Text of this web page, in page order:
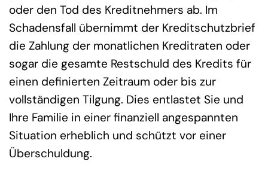
oder den Tod des Kreditnehmers ab. Im
Schadensfall übernimmt der Kreditschutzbrief
die Zahlung der monatlichen Kreditraten oder
sogar die gesamte Restschuld des Kredits für
einen definierten Zeitraum oder bis zur
vollständigen Tilgung. Dies entlastet Sie und
Ihre Familie in einer finanziell angespannten
Situation erheblich und schützt vor einer
Überschuldung.